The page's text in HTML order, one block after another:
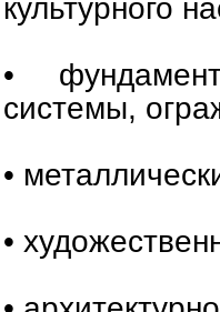
культурного
•
системы,
•
•